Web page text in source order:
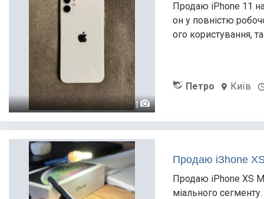
1
Продаю iPhone 11
он у повністю
ого користування,
Петро Київ
Продаю iЗhone XS
Продаю iPhone XS
міального